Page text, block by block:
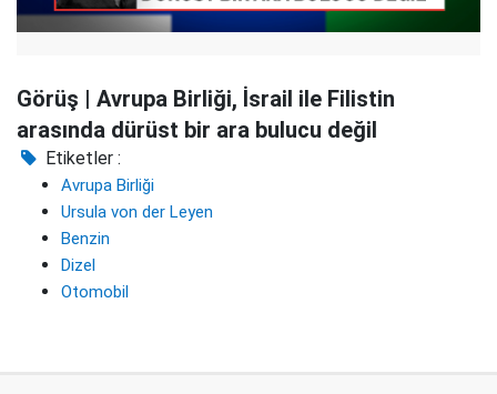
Görüş | Avrupa Birliği, İsrail ile Filistin
arasında dürüst bir ara bulucu değil
Etiketler :
Avrupa Birliği
Ursula von der Leyen
Benzin
Dizel
Otomobil